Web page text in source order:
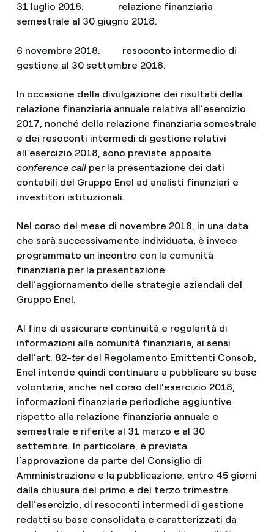
31 luglio 2018: relazione finanziaria
semestrale al 30 giugno 2018.
6 novembre 2018: resoconto intermedio di
gestione al 30 settembre 2018.
In occasione della divulgazione dei risultati della
relazione finanziaria annuale relativa all’esercizio
2017, nonché della relazione finanziaria semestrale
e dei resoconti intermedi di gestione relativi
all’esercizio 2018, sono previste apposite
conference callper la presentazione dei dati
contabili del Gruppo Enel ad analisti finanziari e
investitori istituzionali.
Nel corso del mese di novembre 2018, in una data
che sarà successivamente individuata, è invece
programmato un incontro con la comunità
finanziaria per la presentazione
dell’aggiornamento delle strategie aziendali del
Gruppo Enel.
Al fine di assicurare continuità e regolarità di
informazioni alla comunità finanziaria, ai sensi
dell’art. 82-terdel Regolamento Emittenti Consob,
Enel intende quindi continuare a pubblicare su base
volontaria, anche nel corso dell’esercizio 2018,
informazioni finanziarie periodiche aggiuntive
rispetto alla relazione finanziaria annuale e
semestrale e riferite al 31 marzo e al 30
settembre. In particolare, è prevista
l’approvazione da parte del Consiglio di
Amministrazione e la pubblicazione, entro 45 giorni
dalla chiusura del primo e del terzo trimestre
dell’esercizio, di resoconti intermedi di gestione
redatti su base consolidata e caratterizzati da